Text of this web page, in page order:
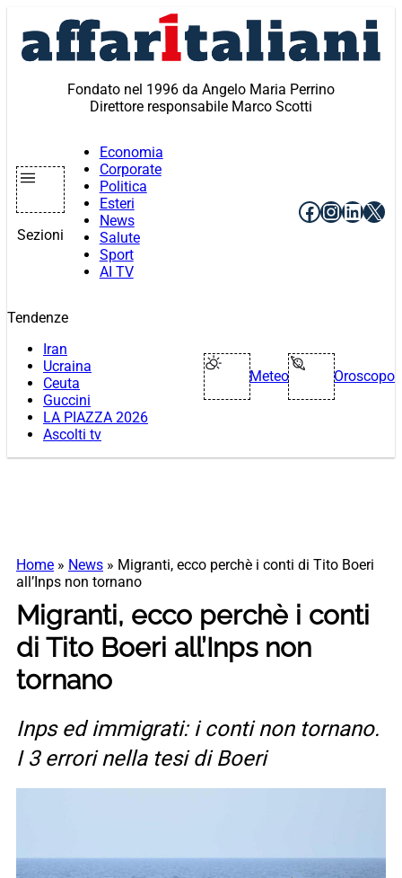
contenuto
Fondato nel 1996 da Angelo Maria Perrino
Direttore responsabile Marco Scotti
Sezioni
Economia
Corporate
Politica
Esteri
News
Salute
Sport
AI TV
Facebook
X
Tendenze
Iran
Ucraina
Ceuta
Guccini
LA PIAZZA 2026
Ascolti tv
Meteo Oroscopo
Home » News » Migranti, ecco perchè i conti di Tito Boeri
all’Inps non tornano
Migranti, ecco perchè i conti
di Tito Boeri all’Inps non
tornano
Inps ed immigrati: i conti non tornano.
I 3 errori nella tesi di Boeri